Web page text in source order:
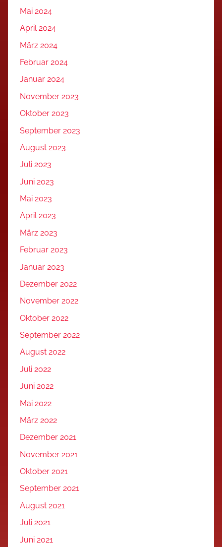
Mai 2024
April 2024
März 2024
Februar 2024
Januar 2024
November 2023
Oktober 2023
September 2023
August 2023
Juli 2023
Juni 2023
Mai 2023
April 2023
März 2023
Februar 2023
Januar 2023
Dezember 2022
November 2022
Oktober 2022
September 2022
August 2022
Juli 2022
Juni 2022
Mai 2022
März 2022
Dezember 2021
November 2021
Oktober 2021
September 2021
August 2021
Juli 2021
Juni 2021